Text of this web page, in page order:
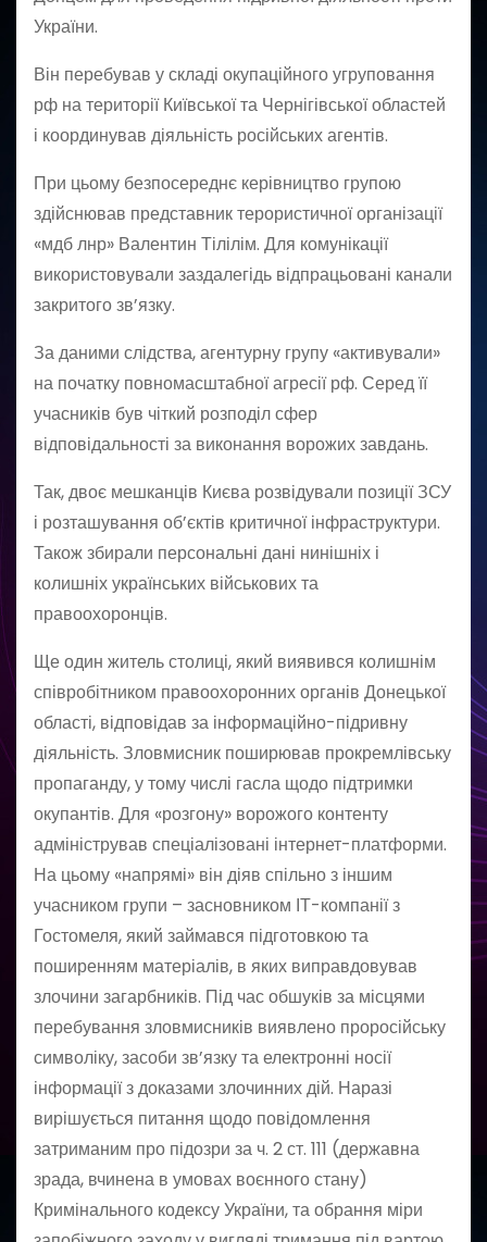
України.
Він перебував у складі окупаційного угруповання
рф на території Київської та Чернігівської областей
і координував діяльність російських агентів.
При цьому безпосереднє керівництво групою
здійснював представник терористичної організації
«мдб лнр» Валентин Тілілім. Для комунікації
використовували заздалегідь відпрацьовані канали
закритого зв’язку.
За даними слідства, агентурну групу «активували»
на початку повномасштабної агресії рф. Серед її
учасників був чіткий розподіл сфер
відповідальності за виконання ворожих завдань.
Так, двоє мешканців Києва розвідували позиції ЗСУ
і розташування об’єктів критичної інфраструктури.
Також збирали персональні дані нинішніх і
колишніх українських військових та
правоохоронців.
Ще один житель столиці, який виявився колишнім
співробітником правоохоронних органів Донецької
області, відповідав за інформаційно-підривну
діяльність. Зловмисник поширював прокремлівську
пропаганду, у тому числі гасла щодо підтримки
окупантів. Для «розгону» ворожого контенту
адміністрував спеціалізовані інтернет-платформи.
На цьому «напрямі» він діяв спільно з іншим
учасником групи – засновником ІТ-компанії з
Гостомеля, який займався підготовкою та
поширенням матеріалів, в яких виправдовував
злочини загарбників. Під час обшуків за місцями
перебування зловмисників виявлено проросійську
символіку, засоби зв’язку та електронні носії
інформації з доказами злочинних дій. Наразі
вирішується питання щодо повідомлення
затриманим про підозри за ч. 2 ст. 111 (державна
зрада, вчинена в умовах воєнного стану)
Кримінального кодексу України, та обрання міри